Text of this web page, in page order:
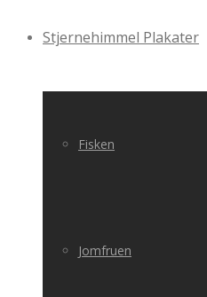
Stjernehimmel Plakater
Fisken
Jomfruen